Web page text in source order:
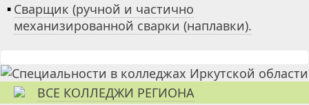
▪ Сварщик (ручной и частично
механизированной сварки (наплавки).
ВСЕ КОЛЛЕДЖИ РЕГИОНА